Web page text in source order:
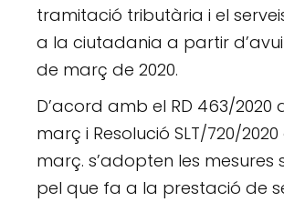
tramitació tributària i el
a la ciutadania a partir d’avui
de març de 2020.
D’acord amb el RD 463/2020
març i Resolució SLT/720/2020
març. s’adopten les mesures
pel que fa a la prestació de